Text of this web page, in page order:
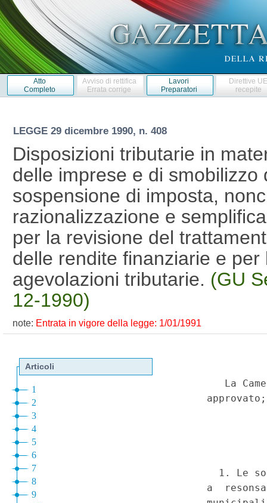
Atto
Completo
Avviso di rettifica
Errata corrige
Lavori
Preparatori
Direttive
recepite
LEGGE 29 dicembre 1990, n. 408
Disposizioni tributarie in
delle imprese e di smobilizzo
sospensione di imposta,
razionalizzazione e
per la revisione del
delle rendite finanziarie e
agevolazioni tributarie. (GU
12-1990)
note: Entrata in vigore della legge: 1/01/1991